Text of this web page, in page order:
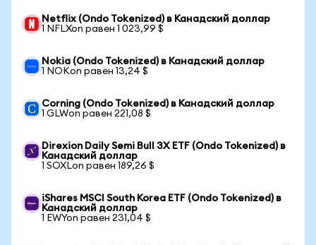
Netflix (Ondo Tokenized) в Канадский доллар
1 NFLXon равен 1 023,99 $
Nokia (Ondo Tokenized) в Канадский доллар
1 NOKon равен 13,24 $
Corning (Ondo Tokenized) в Канадский доллар
1 GLWon равен 221,08 $
Direxion Daily Semi Bull 3X ETF (Ondo Tokenized) в
Канадский доллар
1 SOXLon равен 189,26 $
iShares MSCI South Korea ETF (Ondo Tokenized) в
Канадский доллар
1 EWYon равен 231,04 $